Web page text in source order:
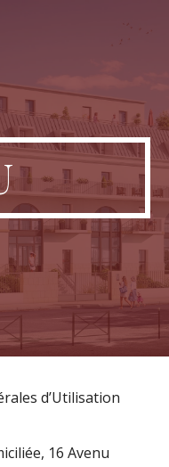
Skip to navigation
d’Utilisation
16 Avenu